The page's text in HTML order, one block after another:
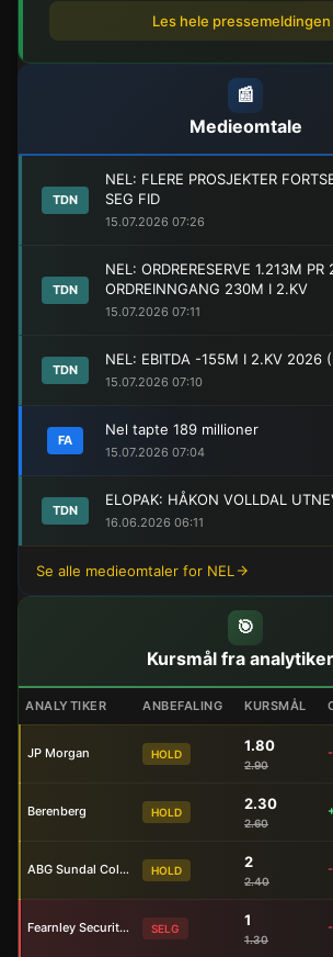
Les hele pressemeldingen
📰
Medieomtale
TDN
NEL: FLERE PROSJEKTER
SEG FID
15.07.2026 07:26
TDN
NEL: ORDRERESERVE 1.213M PR
ORDREINNGANG 230M I 2.KV
15.07.2026 07:11
TDN
NEL: EBITDA -155M I 2.KV 2026
15.07.2026 07:10
FA
Nel tapte 189 millioner
15.07.2026 07:04
TDN
ELOPAK: HÅKON VOLLDAL
16.06.2026 06:11
Se alle medieomtaler for NEL
🎯
Kursmål fra
ANALYTIKER ANBEFALING KURSMÅL
JP Morgan HOLD 1.80
2.90
Berenberg HOLD 2.30
2.60
ABG Sundal Collier HOLD 2
2.40
Fearnley Securities SELG 1
1.30